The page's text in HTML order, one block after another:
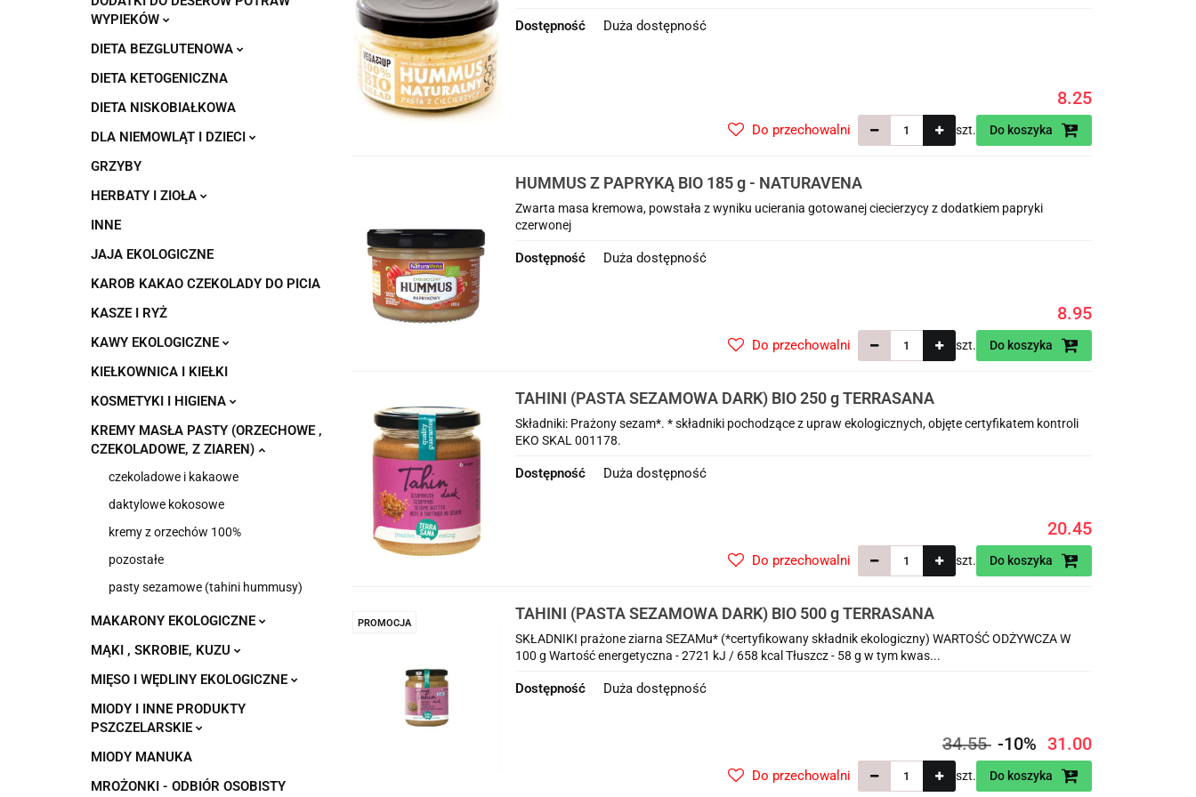
WYPIEKÓW
DIETA BEZGLUTENOWA
DIETA KETOGENICZNA
DIETA NISKOBIAŁKOWA
DLA NIEMOWLĄT I DZIECI
GRZYBY
HERBATY I ZIOŁA
INNE
JAJA EKOLOGICZNE
KAROB KAKAO CZEKOLADY DO PICIA
KASZE I RYŻ
KAWY EKOLOGICZNE
KIEŁKOWNICA I KIEŁKI
KOSMETYKI I HIGIENA
KREMY MASŁA PASTY (ORZECHOWE ,
CZEKOLADOWE, Z ZIAREN)
czekoladowe i kakaowe
daktylowe kokosowe
kremy z orzechów 100%
pozostałe
pasty sezamowe (tahini hummusy)
MAKARONY EKOLOGICZNE
MĄKI , SKROBIE, KUZU
MIĘSO I WĘDLINY EKOLOGICZNE
MIODY I INNE PRODUKTY
PSZCZELARSKIE
MIODY MANUKA
MROŻONKI - ODBIÓR OSOBISTY
Dostępność Duża dostępność
8.25
szt. Do koszyka
Do przechowalni
HUMMUS Z PAPRYKĄ BIO 185 g - NATURAVENA
Zwarta masa kremowa, powstała z wyniku ucierania gotowanej ciecierzycy z dodatkiem papryki
czerwonej
Dostępność Duża dostępność
8.95
szt. Do koszyka
Do przechowalni
TAHINI (PASTA SEZAMOWA DARK) BIO 250 g TERRASANA
Składniki: Prażony sezam*. * składniki pochodzące z upraw ekologicznych, objęte certyfikatem kontroli
EKO SKAL 001178.
Dostępność Duża dostępność
20.45
szt. Do koszyka
Do przechowalni
PROMOCJA
TAHINI (PASTA SEZAMOWA DARK) BIO 500 g TERRASANA
SKŁADNIKI prażone ziarna SEZAMu* (*certyfikowany składnik ekologiczny) WARTOŚĆ ODŻYWCZA W
100 g Wartość energetyczna - 2721 kJ / 658 kcal Tłuszcz - 58 g w tym kwas...
Dostępność Duża dostępność
34.55 -10% 31.00
szt. Do koszyka
Do przechowalni